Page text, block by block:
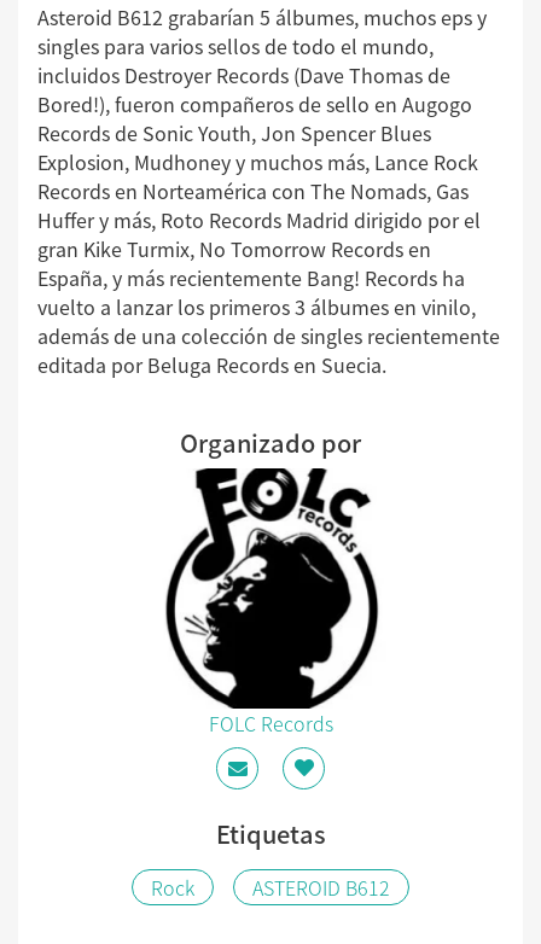
Asteroid B612 grabarían 5 álbumes, muchos eps y
singles para varios sellos de todo el mundo,
incluidos Destroyer Records (Dave Thomas de
Bored!), fueron compañeros de sello en Augogo
Records de Sonic Youth, Jon Spencer Blues
Explosion, Mudhoney y muchos más, Lance Rock
Records en Norteamérica con The Nomads, Gas
Huffer y más, Roto Records Madrid dirigido por el
gran Kike Turmix, No Tomorrow Records en
España, y más recientemente Bang! Records ha
vuelto a lanzar los primeros 3 álbumes en vinilo,
además de una colección de singles recientemente
editada por Beluga Records en Suecia.
Organizado por
FOLC Records
Etiquetas
Rock ASTEROID B612